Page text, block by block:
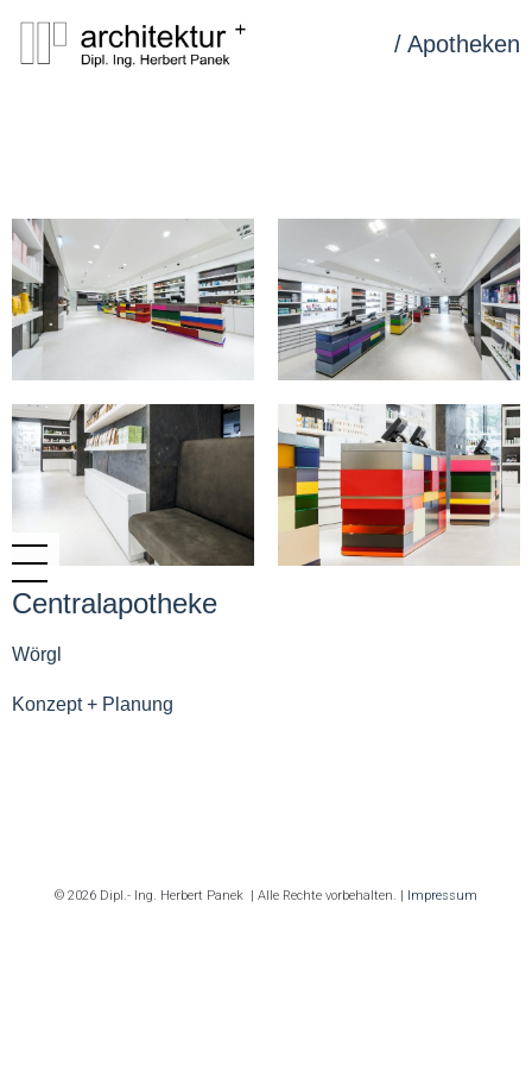
/ Apotheken
Centralapotheke
Wörgl
Konzept + Planung
© 2026 Dipl.- Ing. Herbert Panek | Alle Rechte vorbehalten. | Impressum